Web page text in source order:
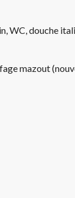
WC, douche
mazout